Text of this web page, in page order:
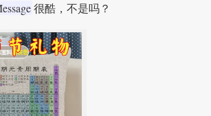
很酷，不是吗？